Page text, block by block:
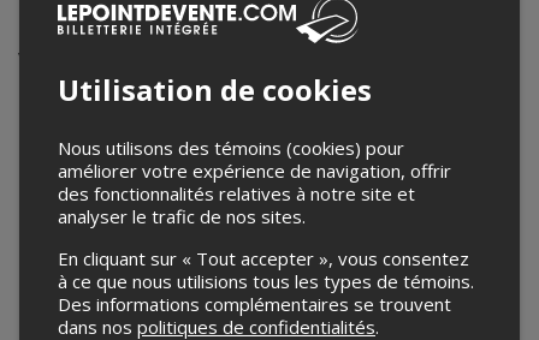
Événements à venir
Votre recherche n'a retourné aucun résultat.
Utilisation de cookies
Nous utilisons des témoins (cookies) pour
améliorer votre expérience de navigation, offrir
des fonctionnalités relatives à notre site et
analyser le trafic de nos sites.
En cliquant sur « Tout accepter », vous consentez
à ce que nous utilisions tous les types de témoins.
Des informations complémentaires se trouvent
dans nos politiques de confidentialités.